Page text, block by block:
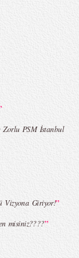
Erdoğan 2015 Yaz
2015 Yaz Koleksiyonu
Zorlu PSM İstanbul
Vizyona Giriyor!”
misiniz????”